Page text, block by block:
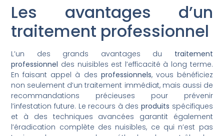
Les avantages d’un
traitement professionnel
L’un des grands avantages du traitement
professionnel des nuisibles est l’efficacité à long terme.
En faisant appel à des professionnels, vous bénéficiez
non seulement d’un traitement immédiat, mais aussi de
recommandations précieuses pour prévenir
l’infestation future. Le recours à desproduits spécifiques
et à des techniques avancées garantit également
l’éradication complète des nuisibles, ce qui n’est pas